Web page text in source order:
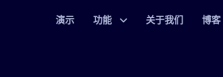
演示 功能 关于我们 博客